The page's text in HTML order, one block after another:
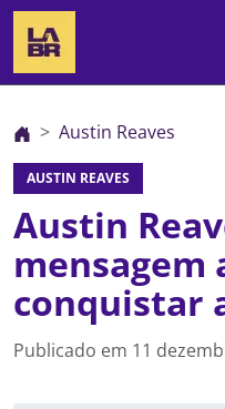
Austin Reaves
AUSTIN REAVES
Austin
mensagem
conquistar
Publicado em 11